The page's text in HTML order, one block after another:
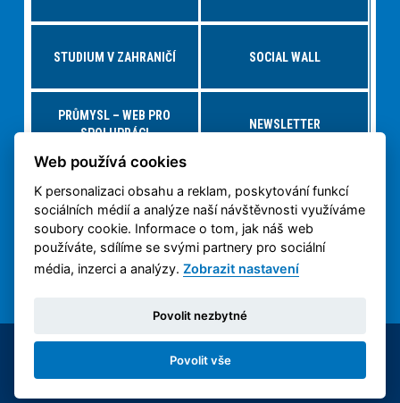
STUDIUM V ZAHRANIČÍ SOCIAL WALL
PRŮMYSL – WEB PRO
SPOLUPRÁCI
NEWSLETTER
NABÍDKY PRÁCE – JOBS FS VIRTUÁLNÍ PROHLÍDKA
3D TISK NA ČVUT
OCHRANA OSOBNÍCH
ÚDAJŮ
© 2014-2026 ČVUT FS | All rights reserved |
Nastavení cookies
Web používá cookies
K personalizaci obsahu a reklam, poskytování funkcí
sociálních médií a analýze naší návštěvnosti využíváme
soubory cookie. Informace o tom, jak náš web
používáte, sdílíme se svými partnery pro sociální
média, inzerci a analýzy.Zobrazit nastavení
Povolit nezbytné
Povolit vše